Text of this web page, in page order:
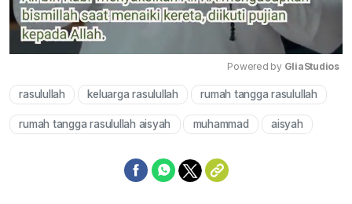
Mute
Powered by GliaStudios
rasulullah keluarga rasulullah rumah tangga rasulullah
rumah tangga rasulullah aisyah muhammad aisyah